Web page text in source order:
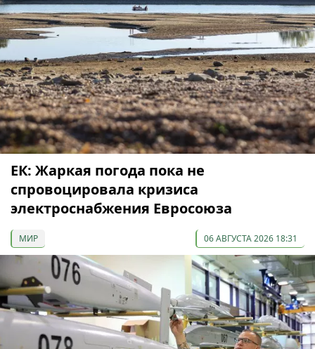
ЕК: Жаркая погода пока не
спровоцировала кризиса
электроснабжения Евросоюза
МИР 06 АВГУСТА 2026 18:31